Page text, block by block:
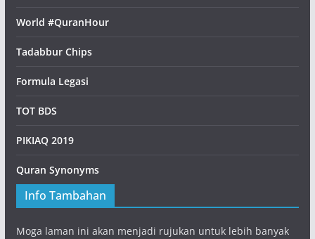
World #QuranHour
Tadabbur Chips
Formula Legasi
TOT BDS
PIKIAQ 2019
Quran Synonyms
Info Tambahan
Moga laman ini akan menjadi rujukan untuk lebih banyak